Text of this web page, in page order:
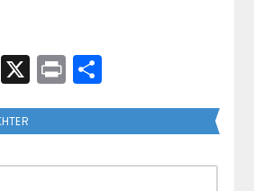
X PrintDelen